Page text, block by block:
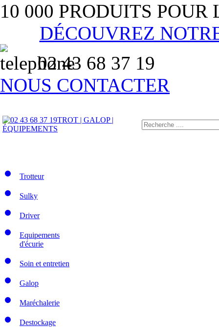
10 000 PRODUITS
DÉCOUVREZ
02 43 68 37 19
NOUS CONTACTER
TROT | GALOP |
ÉQUIPEMENTS
Trotteur
Sulky
Driver
Equipements
d'écurie
Soin et entretien
Galop
Maréchalerie
Destockage